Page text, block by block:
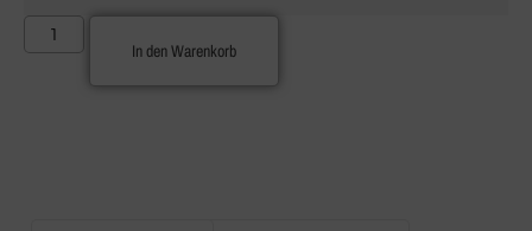
In den Warenkorb